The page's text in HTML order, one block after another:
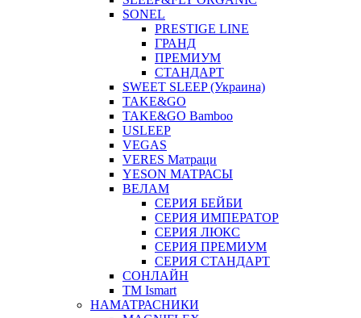
SONEL
PRESTIGE LINE
ГРАНД
ПРЕМИУМ
СТАНДАРТ
SWEET SLEEP (Украина)
TAKE&GO
TAKE&GO Bamboo
USLEEP
VEGAS
VERES Матраци
YESON МАТРАСЫ
ВЕЛАМ
СЕРИЯ БЕЙБИ
СЕРИЯ ИМПЕРАТОР
СЕРИЯ ЛЮКС
СЕРИЯ ПРЕМИУМ
СЕРИЯ СТАНДАРТ
СОНЛАЙН
ТМ Ismart
НАМАТРАСНИКИ